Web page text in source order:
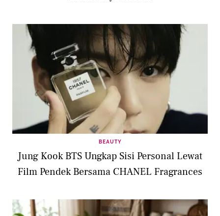
BEAUTY
Jung Kook BTS Ungkap Sisi Personal Lewat
Film Pendek Bersama CHANEL Fragrances